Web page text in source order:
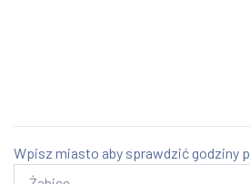
Wpisz miasto aby sprawdzić godziny